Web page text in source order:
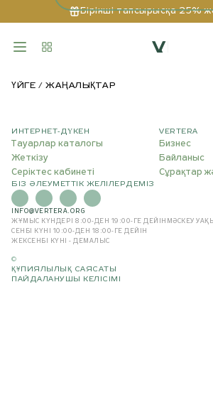
Бірінші тапсырысқа 25%
ҮЙГЕ ЖАҢАЛЫҚТАР
ИНТЕРНЕТ-ДҮКЕН
Тауарлар каталогы
Жеткізу
Серіктес кабинеті
VERTERA
Бизнес
Байланыс
Сұрақтар
БІЗ ӘЛЕУМЕТТІК ЖЕЛІЛЕРДЕМІЗ
INFO@VERTERA.ORG
ЖҰМЫС КҮНДЕРІ 8:00-ДЕН 19:00-ГЕ ДЕЙІН МӘСКЕУ
СЕНБІ КҮНІ 10:00-ДЕН 18:00-ГЕ ДЕЙІН
ЖЕКСЕНБІ КҮНІ - ДЕМАЛЫС
©
ҚҰПИЯЛЫЛЫҚ САЯСАТЫ
ПАЙДАЛАНУШЫ КЕЛІСІМІ